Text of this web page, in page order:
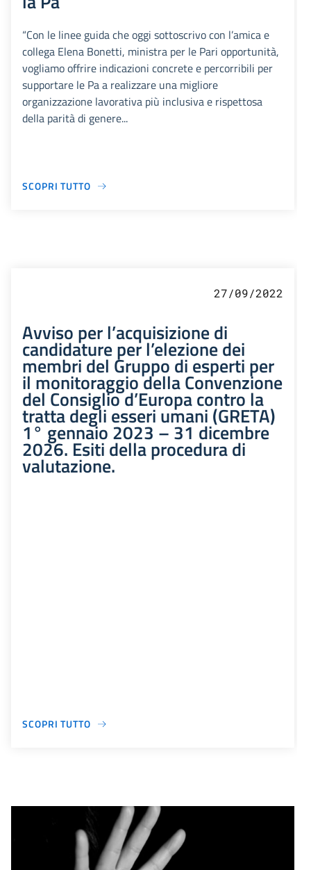
“Con le linee guida che oggi sottoscrivo con l’amica e
collega Elena Bonetti, ministra per le Pari opportunità,
vogliamo offrire indicazioni concrete e percorribili per
supportare le Pa a realizzare una migliore
organizzazione lavorativa più inclusiva e rispettosa
della parità di genere...
SCOPRI TUTTO
27/09/2022
Avviso per l’acquisizione di
candidature per l’elezione dei
membri del Gruppo di esperti per
il monitoraggio della Convenzione
del Consiglio d’Europa contro la
tratta degli esseri umani (GRETA)
1° gennaio 2023 – 31 dicembre
2026. Esiti della procedura di
valutazione.
SCOPRI TUTTO